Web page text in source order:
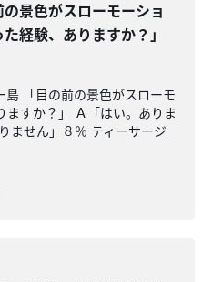
の景色がスローモーショ
経験、ありますか？」
島 「目の前の景色がスローモ
ますか？」 Ａ「はい。ありま
ません」８％ ティーサージ